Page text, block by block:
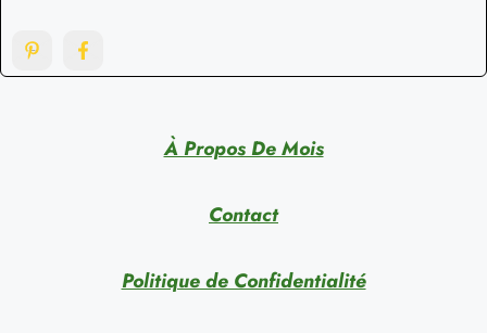
À Propos De Mois
Contact
Politique de Confidentialité